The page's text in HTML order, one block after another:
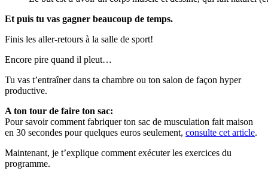
Et puis tu vas gagner beaucoup de temps.
Finis les aller-retours à la salle de sport!
Encore pire quand il pleut…
Tu vas t’entraîner dans ta chambre ou ton salon de façon hyper
productive.
A ton tour de faire ton sac:
Pour savoir comment fabriquer ton sac de musculation fait maison
en 30 secondes pour quelques euros seulement, consulte cet article.
Maintenant, je t’explique comment exécuter les exercices du
programme.